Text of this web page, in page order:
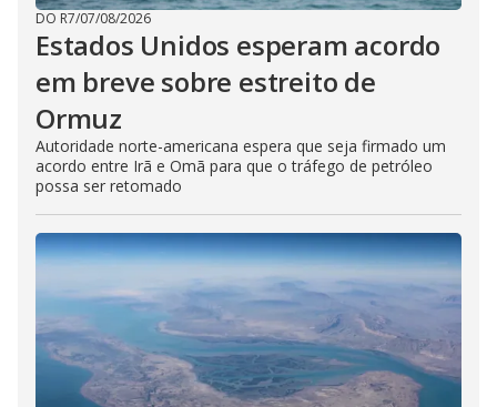
DO R7/07/08/2026
Estados Unidos esperam acordo
em breve sobre estreito de
Ormuz
Autoridade norte-americana espera que seja firmado um
acordo entre Irã e Omã para que o tráfego de petróleo
possa ser retomado